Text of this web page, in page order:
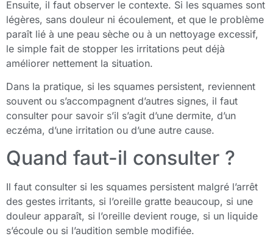
Ensuite, il faut observer le contexte. Si les squames sont
légères, sans douleur ni écoulement, et que le problème
paraît lié à une peau sèche ou à un nettoyage excessif,
le simple fait de stopper les irritations peut déjà
améliorer nettement la situation.
Dans la pratique, si les squames persistent, reviennent
souvent ou s’accompagnent d’autres signes, il faut
consulter pour savoir s’il s’agit d’une dermite, d’un
eczéma, d’une irritation ou d’une autre cause.
Quand faut-il consulter ?
Il faut consulter si les squames persistent malgré l’arrêt
des gestes irritants, si l’oreille gratte beaucoup, si une
douleur apparaît, si l’oreille devient rouge, si un liquide
s’écoule ou si l’audition semble modifiée.